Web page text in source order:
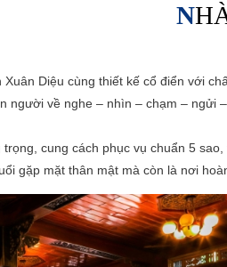
Diệu cùng thiết kế cổ điển với
người về nghe – nhìn – chạm – ngửi
cung cách phục vụ chuẩn 5
gặp mặt thân mật mà còn là nơi